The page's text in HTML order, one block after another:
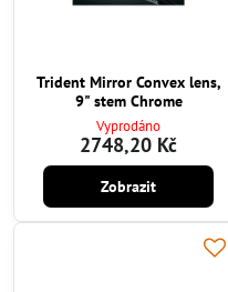
Trident Mirror Convex lens,
9" stem Chrome
Vyprodáno
2748,20 Kč
Zobrazit